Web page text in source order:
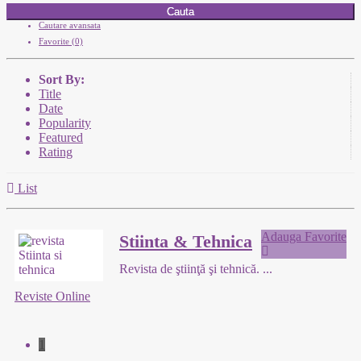
Cauta
Cautare avansata
Favorite (0)
Sort By:
Title
Date
Popularity
Featured
Rating
List
Adauga Favorite
Stiinta & Tehnica
Revista de ştiinţă şi tehnică. ...
Reviste Online
1